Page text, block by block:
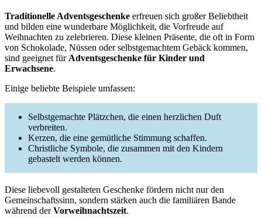
Traditionelle Adventsgeschenke erfreuen sich großer Beliebtheit
und bilden eine wunderbare Möglichkeit, die Vorfreude auf
Weihnachten zu zelebrieren. Diese kleinen Präsente, die oft in Form
von Schokolade, Nüssen oder selbstgemachtem Gebäck kommen,
sind geeignet für Adventsgeschenke für Kinder und
Erwachsene.
Einige beliebte Beispiele umfassen:
Selbstgemachte Plätzchen, die einen herzlichen Duft
verbreiten.
Kerzen, die eine gemütliche Stimmung schaffen.
Christliche Symbole, die zusammen mit den Kindern
gebastelt werden können.
Diese liebevoll gestalteten Geschenke fördern nicht nur den
Gemeinschaftssinn, sondern stärken auch die familiären Bande
während derVorweihnachtszeit.